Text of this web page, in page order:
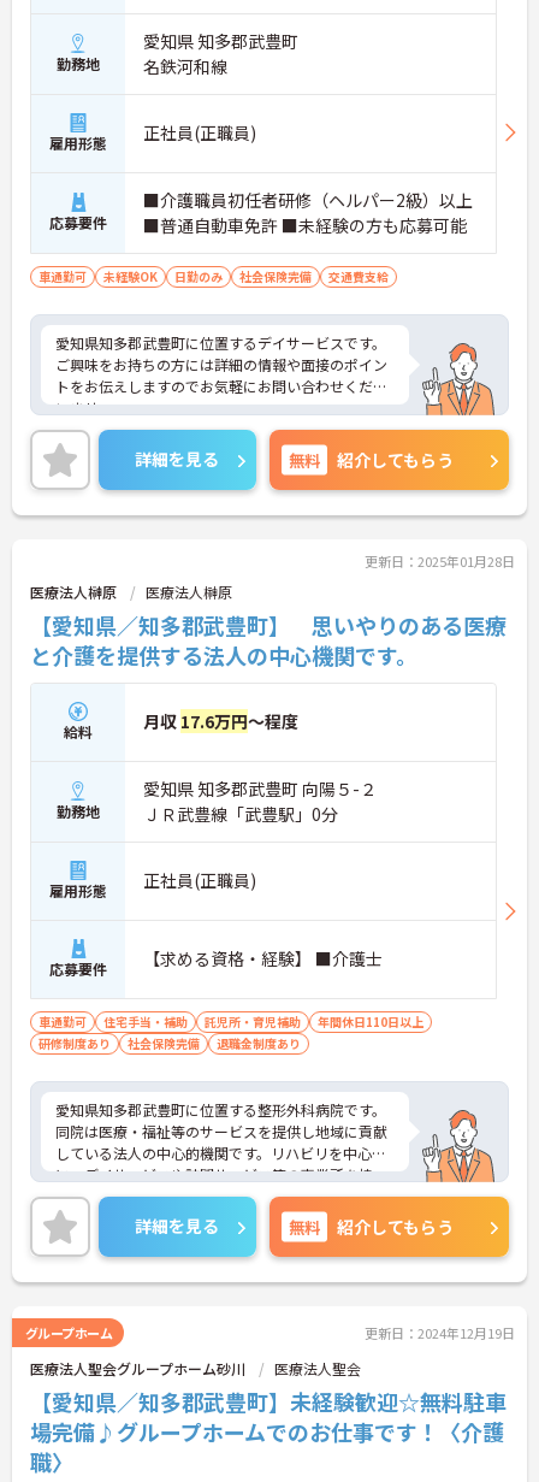
勤務地
愛知県 知多郡武豊町
名鉄河和線
雇用形態 正社員(正職員)
応募要件
■介護職員初任者研修（ヘルパー2級）以上
■普通自動車免許 ■未経験の方も応募可能
車通勤可 未経験OK 日勤のみ 社会保険完備 交通費支給
愛知県知多郡武豊町に位置するデイサービスです。
ご興味をお持ちの方には詳細の情報や面接のポイン
トをお伝えしますのでお気軽にお問い合わせくださ
いませ。
詳細を見る 無料 紹介してもらう
更新日：2025年01月28日
医療法人榊原 医療法人榊原
【愛知県／知多郡武豊町】 思いやりのある医療
と介護を提供する法人の中心機関です。
給料 月収 17.6万円～程度
勤務地
愛知県 知多郡武豊町 向陽５-２
ＪＲ武豊線「武豊駅」0分
雇用形態 正社員(正職員)
応募要件 【求める資格・経験】 ■介護士
車通勤可 住宅手当・補助 託児所・育児補助
年間休日110日以上
研修制度あり
社会保険完備 退職金制度あり
愛知県知多郡武豊町に位置する整形外科病院です。
同院は医療・福祉等のサービスを提供し地域に貢献
している法人の中心的機関です。リハビリを中心
に、デイサービスや訪問サービス等の事業所を持
ち、利用者が住み慣れた地域で暮らせるようサポー
トしています。施設内に託児所を設け、子育て中の
方も活躍できる環境づくりをしています。その他、
住宅手当・家賃補助上限50,000円支給と待遇が良
く、また給与も高めです。ご興味ある方には、面接
のでお気軽にご相談ください。
詳細を見る 無料 紹介してもらう
グループホーム 更新日：2024年12月19日
医療法人聖会グループホーム砂川 医療法人聖会
【愛知県／知多郡武豊町】未経験歓迎☆無料駐車
場完備♪グループホームでのお仕事です！〈介護
職〉